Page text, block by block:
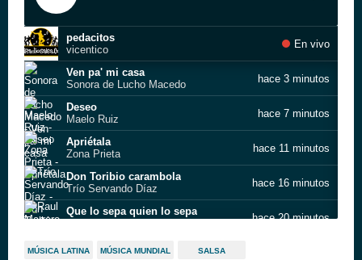
pedacitos
vicentico
En vivo
Ven pa' mi casa
Sonora de Lucho Macedo
hace 3 minutos
Deseo
Maelo Ruiz
hace 7 minutos
Apriétala
Zona Prieta
hace 11 minutos
Don Toribio carambola
Trío Servando Díaz
hace 16 minutos
Que lo sepa quien lo sepa
hace 20 minutos
Tremendo coco
MÚSICA LATINA MÚSICA MUNDIAL SALSA